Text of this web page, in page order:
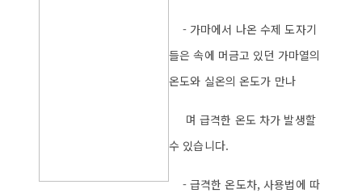
- 가마에서 나온 수제 도자기
들은 속에 머금고 있던 가마열의
온도와 실온의 온도가 만나
며 급격한 온도 차가 발생할
수 있습니다.
- 급격한 온도차, 사용법에 따